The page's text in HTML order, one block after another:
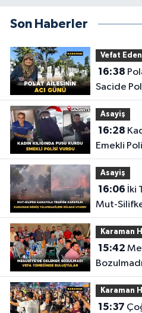
Son Haberler
Vefat
16:38
Sacide
Asayiş
16:28
Emekli
Asayiş
16:06
Mut-
Karaman
15:42
Buluştular
Karaman
15:37